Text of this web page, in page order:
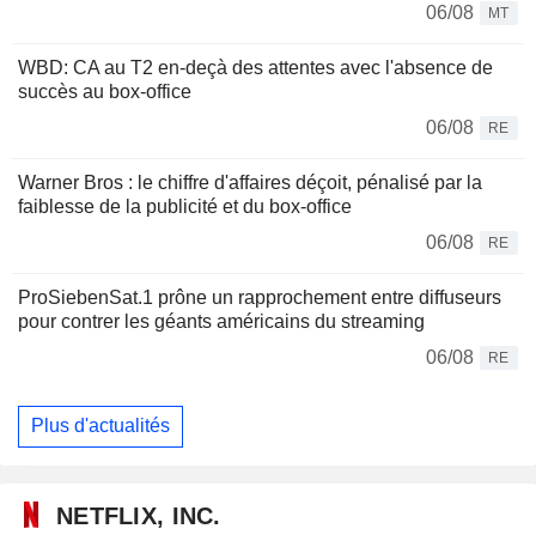
06/08
MT
WBD: CA au T2 en-deçà des attentes avec l'absence de
succès au box-office
06/08
RE
Warner Bros : le chiffre d'affaires déçoit, pénalisé par la
faiblesse de la publicité et du box-office
06/08
RE
ProSiebenSat.1 prône un rapprochement entre diffuseurs
pour contrer les géants américains du streaming
06/08
RE
Plus d'actualités
NETFLIX, INC.